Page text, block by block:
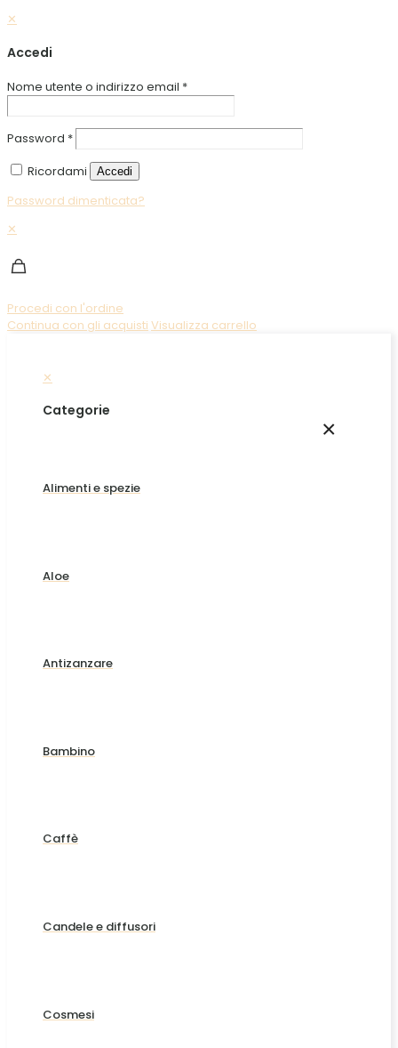
✕
Accedi
Nome utente o indirizzo email *
Password *
Ricordami
Accedi
Password dimenticata?
✕
Procedi con l'ordine
Continua con gli acquisti Visualizza carrello
✕
×
Categorie
Alimenti e spezie
Aloe
Antizanzare
Bambino
Caffè
Candele e diffusori
Cosmesi